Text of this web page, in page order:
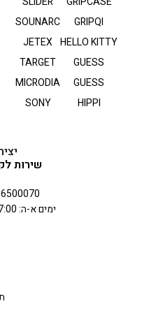
GRIPQI
HELLO KITTY
GUESS
GUESS
HIPPI
SOUNARC
JETEX
TARGET
MICRODIA
SONY
שירות
ימים א-ה: 09:00-17:00